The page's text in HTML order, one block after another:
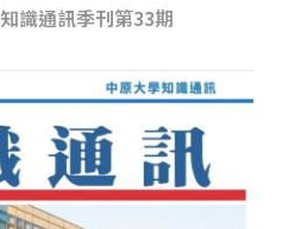
知識通訊季刊第33期